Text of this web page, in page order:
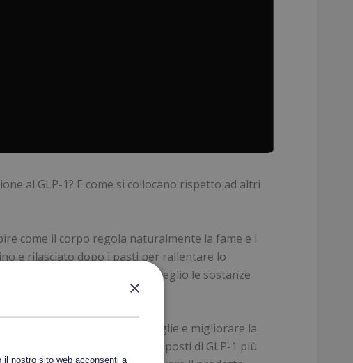
al GLP-1? E come si collocano rispetto ad altri
come il corpo regola naturalmente la fame e i
e rilasciato dopo i pasti per rallentare lo
possa assorbire meglio le sostanze
di sazietà.
di ormoni per evitare le voglie e migliorare la
per valutare i composti di GLP-1 più
×
il nostro sito web acconsenti a